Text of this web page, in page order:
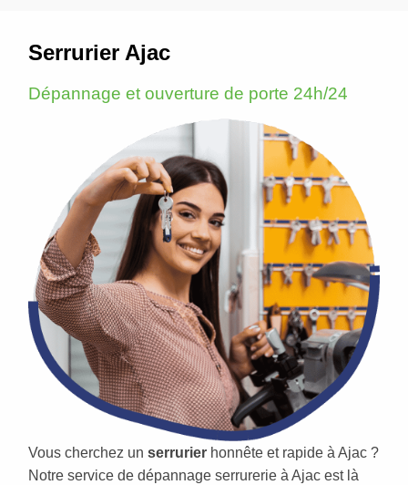
Serrurier Ajac
Dépannage et ouverture de porte 24h/24
Vous cherchez un serrurier honnête et rapide à Ajac ?
Notre service de dépannage serrurerie à Ajac est là